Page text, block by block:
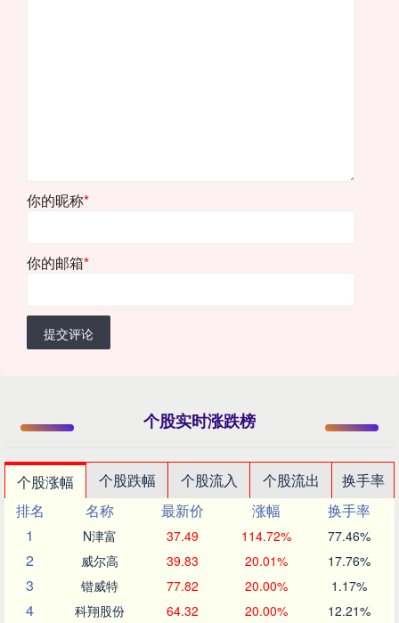
你的昵称*
你的邮箱*
提交评论
个股实时涨跌榜
个股涨幅 个股跌幅 个股流入 个股流出
换手率
排名
名称 最新价 涨幅
换手率
1
N津富 37.49 114.72% 77.46%
2 威尔高 39.83 20.01% 17.76%
3 锴威特 77.82 20.00% 1.17%
4 科翔股份 64.32 20.00% 12.21%